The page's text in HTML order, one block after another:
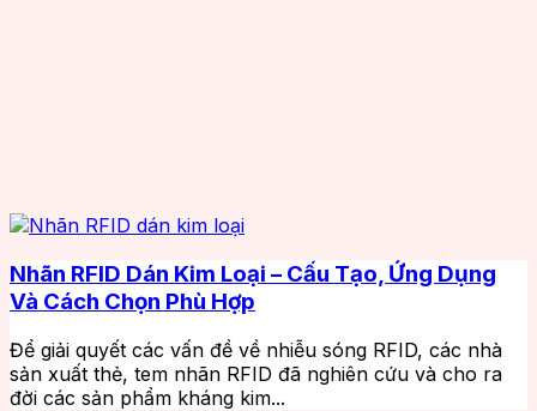
Nhãn RFID Dán Kim Loại – Cấu Tạo, Ứng Dụng
Và Cách Chọn Phù Hợp
Để giải quyết các vấn đề về nhiễu sóng RFID, các nhà
sản xuất thẻ, tem nhãn RFID đã nghiên cứu và cho ra
đời các sản phẩm kháng kim...